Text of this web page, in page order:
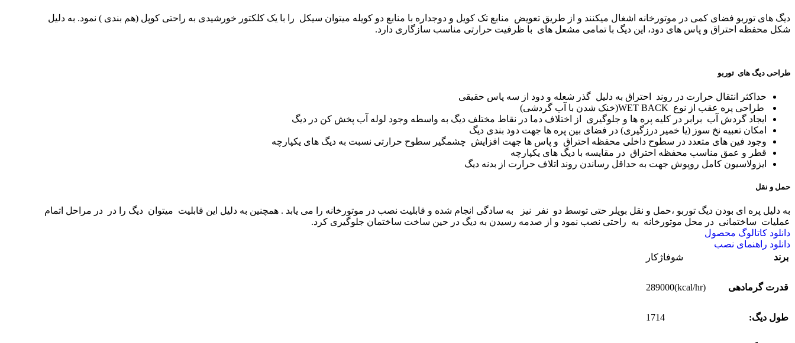
دیگ های توربو فضای کمی در موتورخانه اشغال میکنند و از طریق تعویض منابع تک کویل و دوجداره با منابع دو کویله میتوان سیکل را با یک کلکتور خورشیدی به راحتی کوپل (هم بندی ) نمود. به دلیل
شکل محفظه احتراق و پاس های دود، این دیگ با تمامی مشعل های با ظرفیت حرارتی مناسب سازگاری دارد.
طراحی دیگ های توربو
حداکثر انتقال حرارت در روند احتراق به دلیل گذر شعله و دود از سه پاس حقیقی
طراحی پره عقب از نوع WET BACK(خنک شدن با آب گردشی)
ایجاد گردش آب برابر در کلیه پره ها و جلوگیری از اختلاف دما در نقاط مختلف دیگ به واسطه وجود لوله آب پخش کن در دیگ
امکان تعبیه نخ سوز (یا خمیر درزگیری) در فضای بین پره ها جهت دود بندی دیگ
وجود فین های متعدد در سطوح داخلی محفظه احتراق و پاس ها جهت افزایش چشمگیر سطوح حرارتی نسبت به دیگ های یکپارچه
قطر و عمق مناسب محفظه احتراق در مقایسه با دیگ های یکپارچه
ایزولاسیون کامل روپوش جهت به حداقل رساندن روند اتلاف حرارت از بدنه دیگ
حمل و نقل
به دلیل پره ای بودن دیگ توربو ،حمل و نقل بویلر حتی توسط دو نفر نیز به سادگی انجام شده و قابلیت نصب در موتورخانه را می یابد . همچنین به دلیل این قابلیت میتوان دیگ را در در مراحل اتمام
عملیات ساختمانی در محل موتورخانه به راحتی نصب نمود و از صدمه رسیدن به دیگ در حین ساخت ساختمان جلوگیری کرد.
دانلود کاتالوگ محصول
دانلود راهنمای نصب
برند
شوفاژکار
قدرت گرمادهی (kcal/hr)289000
طول دیگ: 1714